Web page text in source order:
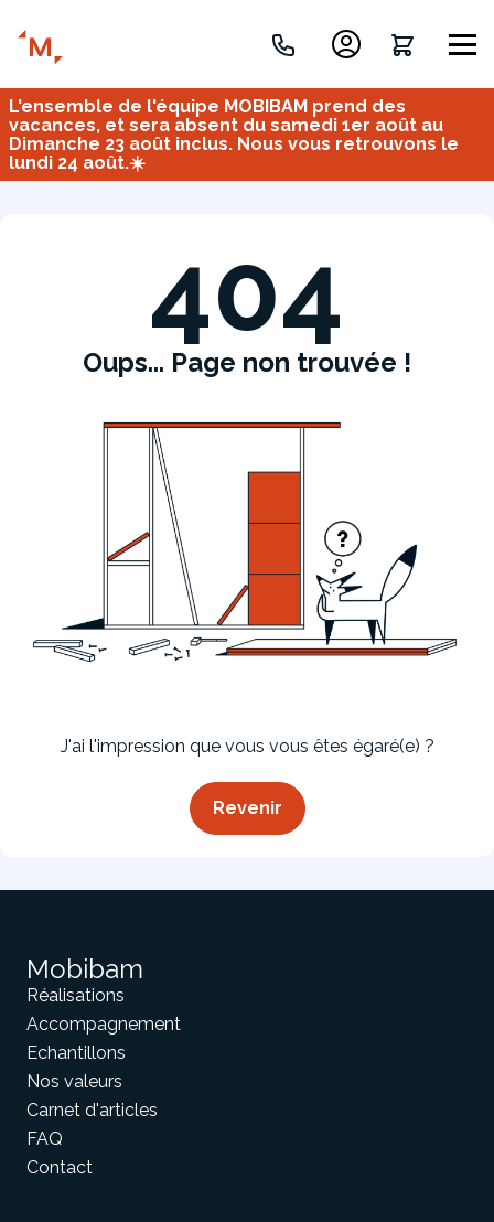
Inspirez-vous du catalogue
Personnalisez nos modèles pour créer le meuble qui vous
Tous Bureau
Meuble tv Dressing
Coulissantes
Créez votre projet de A à Z
L'ensemble de l'équipe MOBIBAM prend des
vacances, et sera absent du samedi 1er août au
Dimanche 23 août inclus. Nous vous retrouvons le
lundi 24 août.☀️
404
Oups... Page non trouvée !
J'ai l'impression que vous vous êtes égaré(e) ?
Revenir
Mobibam
Réalisations
Accompagnement
Echantillons
Nos valeurs
Carnet d'articles
FAQ
Contact